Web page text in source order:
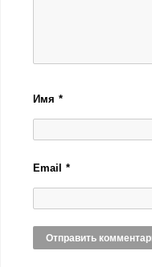
Имя*
Email*